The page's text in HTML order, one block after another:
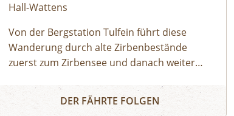
Hall-Wattens
Von der Bergstation Tulfein führt diese
Wanderung durch alte Zirbenbestände
zuerst zum Zirbensee und danach weiter
Glungezergipfel" ranken sich viele
Geschichten, Sagen und Anekdoten, die den
Auf den Spuren des Glungezerriesen
DER FÄHRTE FOLGEN